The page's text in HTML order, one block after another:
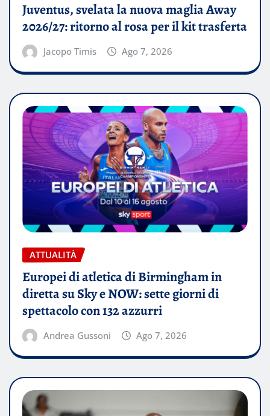
Juventus, svelata la nuova maglia Away
2026/27: ritorno al rosa per il kit trasferta
Jacopo Timis Ago 7, 2026
ATTUALITÀ
Europei di atletica di Birmingham in
diretta su Sky e NOW: sette giorni di
spettacolo con 132 azzurri
Andrea Gussoni Ago 7, 2026